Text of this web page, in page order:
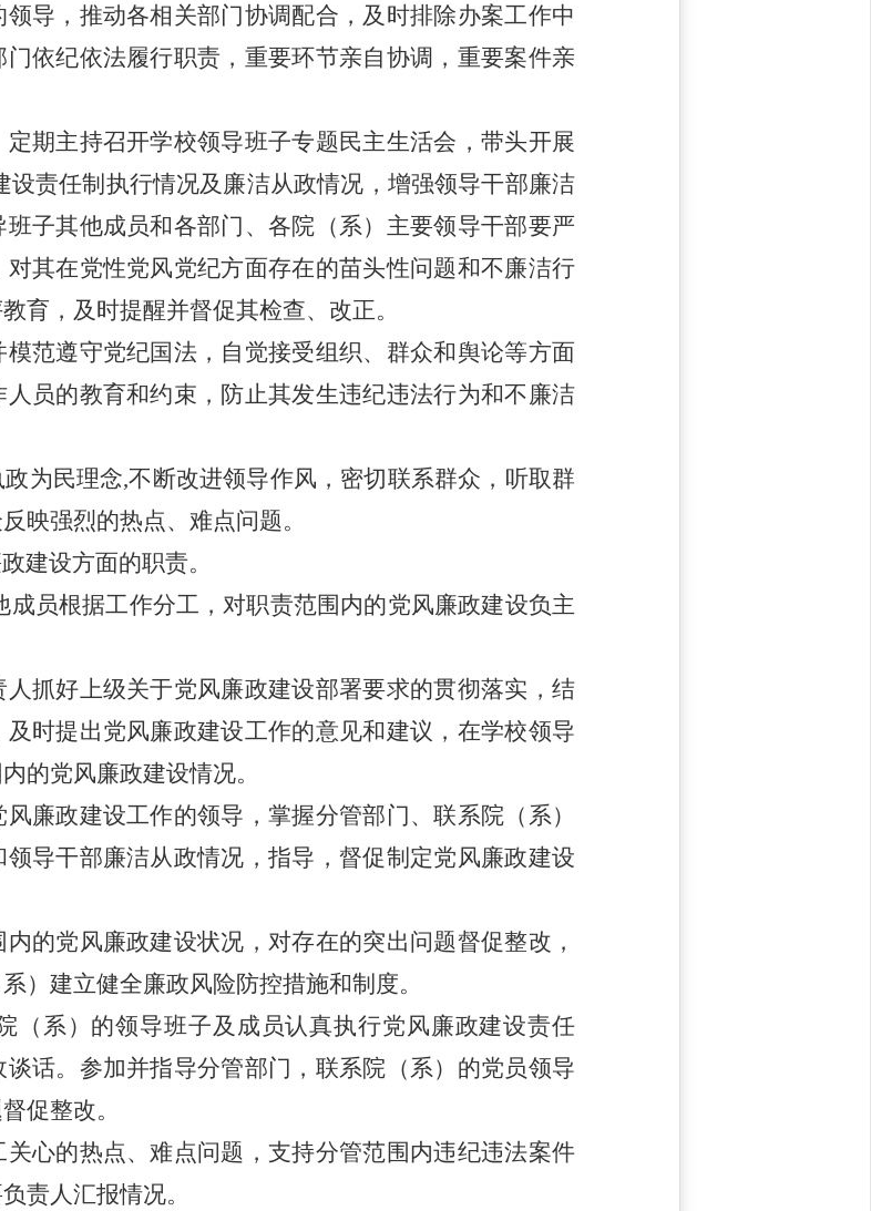
导，推动各相关部门协调配合，及时排除办案工作中
依纪依法履行职责，重要环节亲自协调，重要案件亲
期主持召开学校领导班子专题民主生活会，带头开展
设责任制执行情况及廉洁从政情况，增强领导干部廉洁
子其他成员和各部门、各院（系）主要领导干部要严
其在党性党风党纪方面存在的苗头性问题和不廉洁行
育，及时提醒并督促其检查、改正。
范遵守党纪国法，自觉接受组织、群众和舆论等方面
员的教育和约束，防止其发生违纪违法行为和不廉洁
为民理念,不断改进领导作风，密切联系群众，听取群
映强烈的热点、难点问题。
建设方面的职责。
成员根据工作分工，对职责范围内的党风廉政建设负主
抓好上级关于党风廉政建设部署要求的贯彻落实，结
时提出党风廉政建设工作的意见和建议，在学校领导
的党风廉政建设情况。
廉政建设工作的领导，掌握分管部门、联系院（系）
导干部廉洁从政情况，指导，督促制定党风廉政建设
的党风廉政建设状况，对存在的突出问题督促整改，
）建立健全廉政风险防控措施和制度。
系）的领导班子及成员认真执行党风廉政建设责任
话。参加并指导分管部门，联系院（系）的党员领导
促整改。
心的热点、难点问题，支持分管范围内违纪违法案件
责人汇报情况。